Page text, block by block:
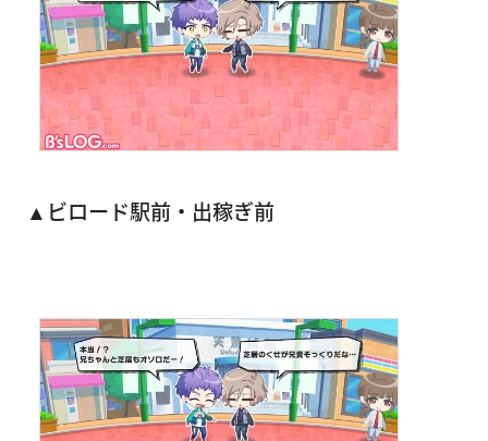
▲ビロード駅前・出稼ぎ前